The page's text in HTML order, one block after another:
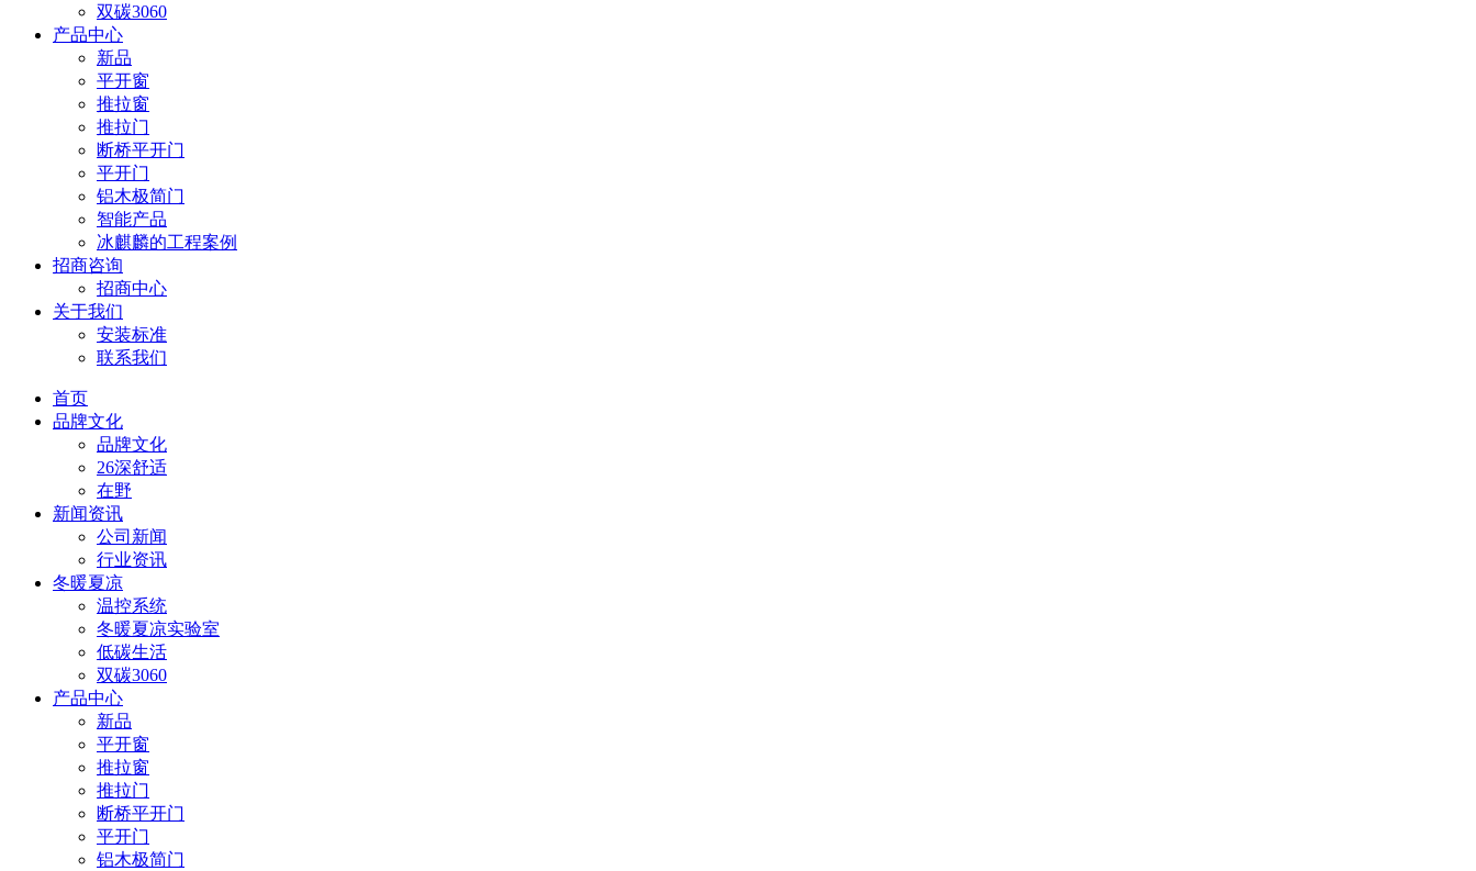
双碳3060
产品中心
新品
平开窗
推拉窗
推拉门
断桥平开门
平开门
铝木极简门
智能产品
冰麒麟的工程案例
招商咨询
招商中心
关于我们
安装标准
联系我们
首页
品牌文化
品牌文化
26深舒适
在野
新闻资讯
公司新闻
行业资讯
冬暖夏凉
温控系统
冬暖夏凉实验室
低碳生活
双碳3060
产品中心
新品
平开窗
推拉窗
推拉门
断桥平开门
平开门
铝木极简门